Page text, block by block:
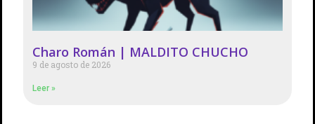
Charo Román | MALDITO CHUCHO
9 de agosto de 2026
Leer »